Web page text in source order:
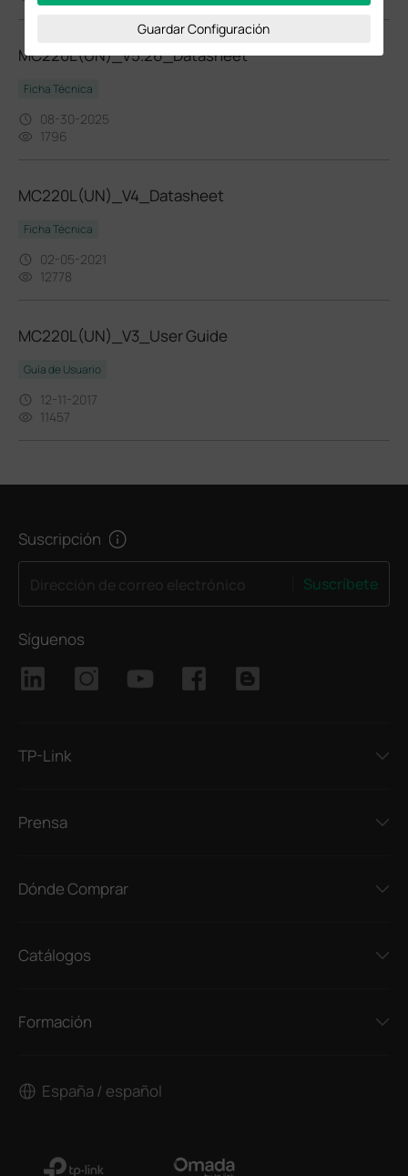
MC220L(UN)_V5.26_Datasheet
Ficha Técnica
08-30-2025
1796
MC220L(UN)_V4_Datasheet
Ficha Técnica
02-05-2021
12778
MC220L(UN)_V3_User Guide
Guía de Usuario
12-11-2017
11457
Suscripción
Suscríbete
Síguenos
TP-Link
Prensa
Dónde Comprar
Catálogos
Formación
España / español
Guardar Configuración